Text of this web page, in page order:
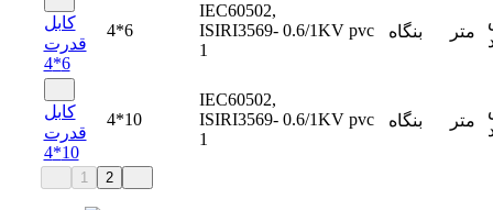
کابل
قدرت
6*4
4*6
IEC60502,
ISIRI3569-
1
0.6/1KV pvc بنگاه متر
کابل
قدرت
10*4
4*10
IEC60502,
ISIRI3569-
1
0.6/1KV pvc بنگاه متر
1 2